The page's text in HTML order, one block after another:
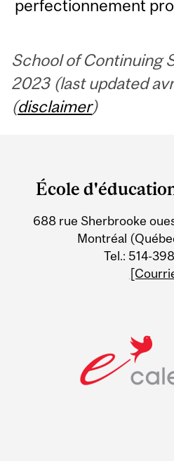
perfectionnement
School of Continuing
2023 (last updated
(disclaimer)
and
Information
École
688 rue Sherbrooke
Montréal
Tel.: 514-